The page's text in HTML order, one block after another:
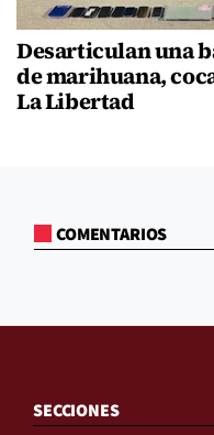
Desarticulan una
de marihuana,
La Libertad
COMENTARIOS
SECCIONES